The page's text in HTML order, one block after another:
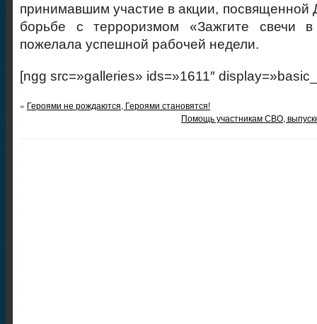
принимавшим участие в акции, посвященной
борьбе с терроризмом «Зажгите свечи
пожелала успешной рабочей недели.
[ngg src=»galleries» ids=»1611″
« Героями не рождаются, Героями становятся!
Помощь участникам СВО,